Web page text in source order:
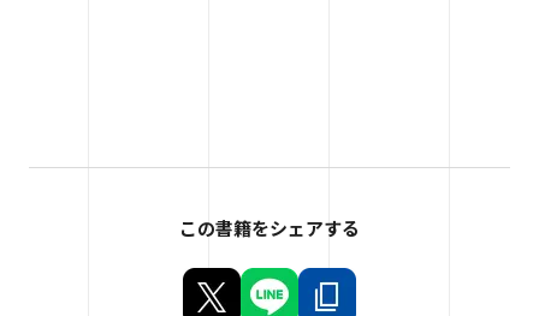
この書籍をシェアする